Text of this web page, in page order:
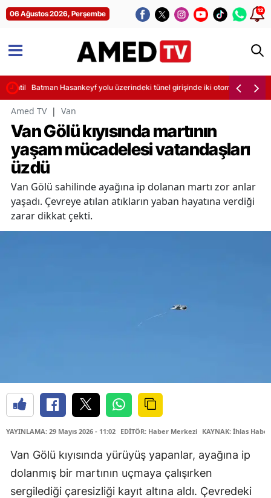
06 Ağustos 2026, Perşembe 12
başladı
Batman Hasankeyf yolu üzerindeki tünel girişinde iki otomobil çarpıştı
Amed TV | Van
Van Gölü kıyısında martının
yaşam mücadelesi vatandaşları
üzdü
Van Gölü sahilinde ayağına ip dolanan martı zor anlar
yaşadı. Çevreye atılan atıkların yaban hayatına verdiği
zarar dikkat çekti.
YAYINLAMA: 29 Mayıs 2026 - 11:02 EDİTÖR: Haber Merkezi KAYNAK: İhlas
Van Gölü kıyısında yürüyüş yapanlar, ayağına ip
dolanmış bir martının uçmaya çalışırken
sergilediği çaresizliği kayıt altına aldı. Çevredeki